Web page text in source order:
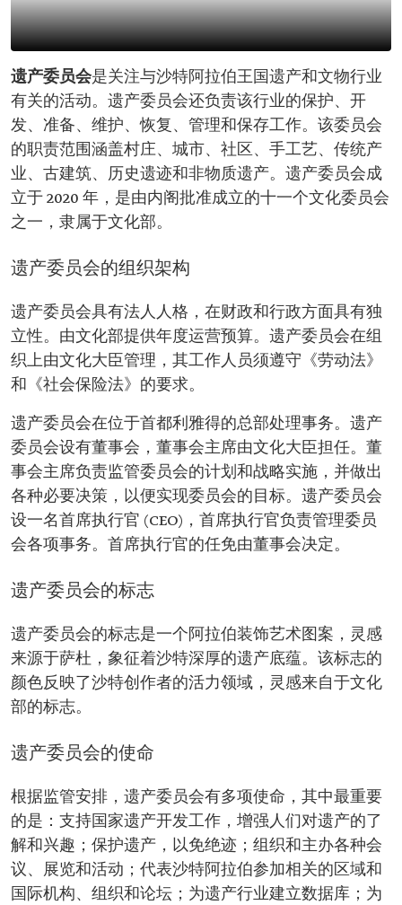
遗产委员会是关注与沙特阿拉伯王国遗产和文物行业
有关的活动。遗产委员会还负责该行业的保护、开
发、准备、维护、恢复、管理和保存工作。该委员会
的职责范围涵盖村庄、城市、社区、手工艺、传统产
业、古建筑、历史遗迹和非物质遗产。遗产委员会成
立于 2020 年，是由内阁批准成立的十一个文化委员会
之一，隶属于文化部。
遗产委员会的组织架构
遗产委员会具有法人人格，在财政和行政方面具有独
立性。由文化部提供年度运营预算。遗产委员会在组
织上由文化大臣管理，其工作人员须遵守《劳动法》
和《社会保险法》的要求。
遗产委员会在位于首都利雅得的总部处理事务。遗产
委员会设有董事会，董事会主席由文化大臣担任。董
事会主席负责监管委员会的计划和战略实施，并做出
各种必要决策，以便实现委员会的目标。遗产委员会
设一名首席执行官 (CEO)，首席执行官负责管理委员
会各项事务。首席执行官的任免由董事会决定。
遗产委员会的标志
遗产委员会的标志是一个阿拉伯装饰艺术图案，灵感
来源于萨杜，象征着沙特深厚的遗产底蕴。该标志的
颜色反映了沙特创作者的活力领域，灵感来自于文化
部的标志。
遗产委员会的使命
根据监管安排，遗产委员会有多项使命，其中最重要
的是：支持国家遗产开发工作，增强人们对遗产的了
解和兴趣；保护遗产，以免绝迹；组织和主办各种会
议、展览和活动；代表沙特阿拉伯参加相关的区域和
国际机构、组织和论坛；为遗产行业建立数据库；为